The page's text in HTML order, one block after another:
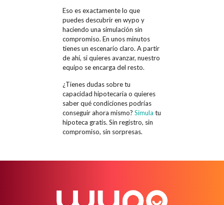
Eso es exactamente lo que
puedes descubrir en wypo y
haciendo una simulación sin
compromiso. En unos minutos
tienes un escenario claro. A partir
de ahí, si quieres avanzar, nuestro
equipo se encarga del resto.
¿Tienes dudas sobre tu
capacidad hipotecaria o quieres
saber qué condiciones podrías
conseguir ahora mismo? Simula tu
hipoteca gratis. Sin registro, sin
compromiso, sin sorpresas.